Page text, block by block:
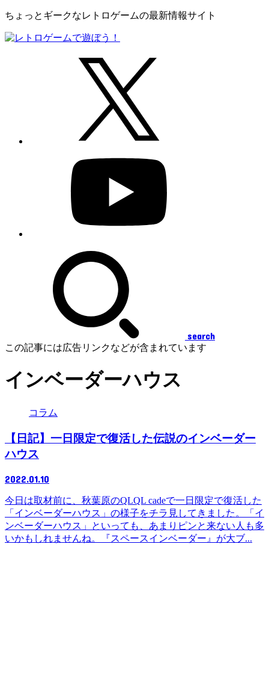
ちょっとギークなレトロゲームの最新情報サイト
search
この記事には広告リンクなどが含まれています
インベーダーハウス
コラム
【日記】一日限定で復活した伝説のインベーダー
ハウス
2022.01.10
今日は取材前に、秋葉原のQLQL cadeで一日限定で復活した
「インベーダーハウス」の様子をチラ見してきました。「イ
ンベーダーハウス」といっても、あまりピンと来ない人も多
いかもしれませんね。『スペースインベーダー』が大ブ...